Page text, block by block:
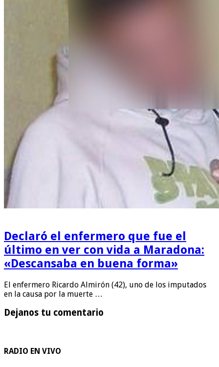
Declaró el enfermero que fue el
último en ver con vida a Maradona:
«Descansaba en buena forma»
El enfermero Ricardo Almirón (42), uno de los imputados
en la causa por la muerte …
Dejanos tu comentario
RADIO EN VIVO